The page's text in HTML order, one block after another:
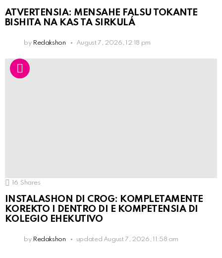
ATVERTENSIA: MENSAHE FALSU TOKANTE
BISHITA NA KAS TA SIRKULÁ
by Redakshon August 7, 2026, 12:18 pm
16 Shares
INSTALASHON DI CROG: KOMPLETAMENTE
KOREKTO I DENTRO DI E KOMPETENSIA DI
KOLEGIO EHEKUTIVO
by Redakshon updated August 7, 2026, 11:58 am